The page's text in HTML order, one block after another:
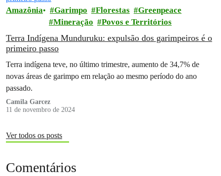
Amazônia Garimpo Florestas
Greenpeace
Mineração
Povos e Territórios
Terra Indígena Munduruku: expulsão dos garimpeiros é o
primeiro passo
Terra indígena teve, no último trimestre, aumento de 34,7% de
novas áreas de garimpo em relação ao mesmo período do ano
passado.
Camila Garcez
11 de novembro de 2024
Ver todos os posts
Comentários